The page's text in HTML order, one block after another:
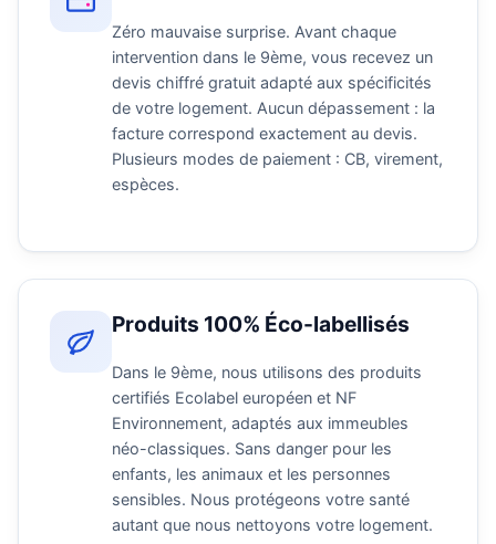
Zéro mauvaise surprise. Avant chaque
intervention dans le 9ème, vous recevez un
devis chiffré gratuit adapté aux spécificités
de votre logement. Aucun dépassement : la
facture correspond exactement au devis.
Plusieurs modes de paiement : CB, virement,
espèces.
Produits 100% Éco-labellisés
Dans le 9ème, nous utilisons des produits
certifiés Ecolabel européen et NF
Environnement, adaptés aux immeubles
néo-classiques. Sans danger pour les
enfants, les animaux et les personnes
sensibles. Nous protégeons votre santé
autant que nous nettoyons votre logement.